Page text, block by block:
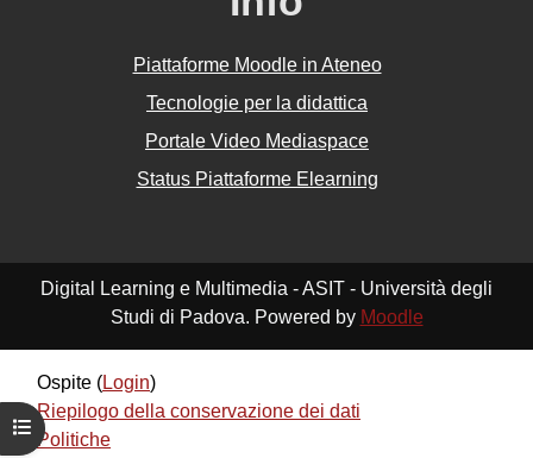
Apri indice del corso
Piattaforme Moodle in Ateneo
Tecnologie per la didattica
Portale Video Mediaspace
Status Piattaforme Elearning
Digital Learning e Multimedia - ASIT - Università degli
Studi di Padova. Powered by Moodle
Ospite (Login)
Riepilogo della conservazione dei dati
Politiche